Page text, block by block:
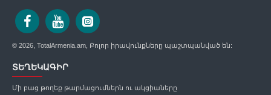
© 2026, TotalArmenia.am, Բոլոր իրավունքները պաշտպանված են:
ՏԵՂԵԿԱԳԻՐ
Մի բաց թողեք թարմացումներն ու ակցիաները